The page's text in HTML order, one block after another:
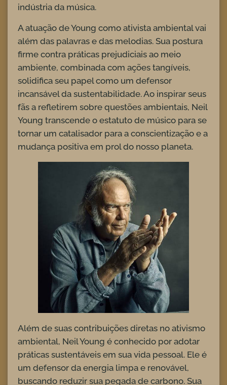
indústria da música.
A atuação de Young como ativista ambiental vai
além das palavras e das melodias. Sua postura
firme contra práticas prejudiciais ao meio
ambiente, combinada com ações tangíveis,
solidifica seu papel como um defensor
incansável da sustentabilidade. Ao inspirar seus
fãs a refletirem sobre questões ambientais, Neil
Young transcende o estatuto de músico para se
tornar um catalisador para a conscientização e a
mudança positiva em prol do nosso planeta.
Além de suas contribuições diretas no ativismo
ambiental, Neil Young é conhecido por adotar
práticas sustentáveis em sua vida pessoal. Ele é
um defensor da energia limpa e renovável,
buscando reduzir sua pegada de carbono. Sua